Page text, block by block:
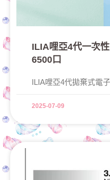
ILIA哩亞4代一次
6500口
ILIA哩亞4代拋棄式電
2025-07-09